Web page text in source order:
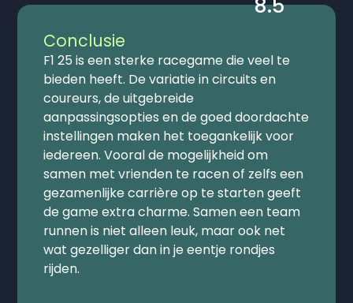
Conclusie
F1 25 is een sterke racegame die veel te
bieden heeft. De variatie in circuits en
coureurs, de uitgebreide
aanpassingsopties en de goed doordachte
instellingen maken het toegankelijk voor
iedereen. Vooral de mogelijkheid om
samen met vrienden te racen of zelfs een
gezamenlijke carrière op te starten geeft
de game extra charme. Samen een team
runnen is niet alleen leuk, maar ook net
wat gezelliger dan in je eentje rondjes
rijden.
8.5